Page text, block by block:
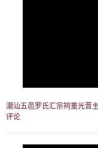
潮汕五邑罗氏汇宗祠重光晋
评论